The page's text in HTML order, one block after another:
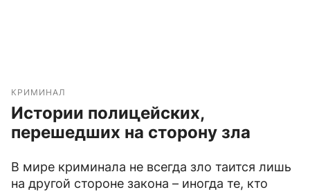
КРИМИНАЛ
Истории полицейских,
перешедших на сторону зла
В мире криминала не всегда зло таится лишь
на другой стороне закона – иногда те, кто